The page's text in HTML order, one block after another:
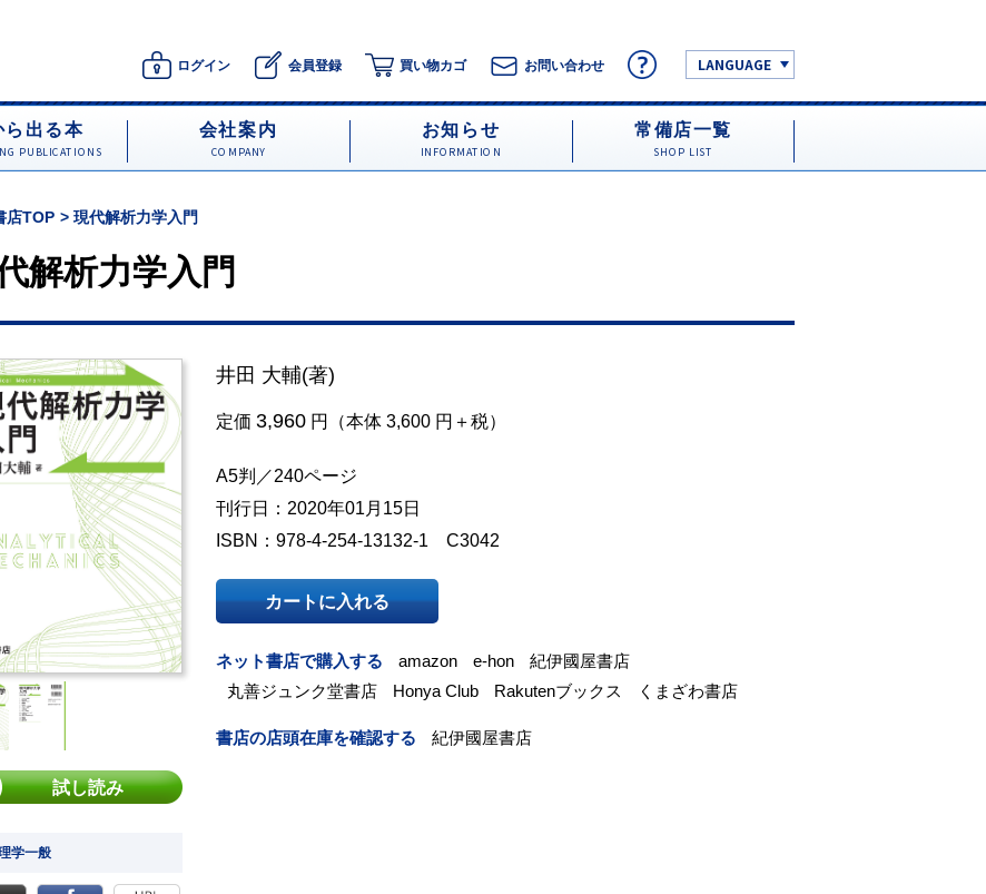
ログイン 会員登録 買い物カゴ お問い合わせ LANGUAGE
ら出る本
PUBLICATIONS
会社案内
COMPANY
お知らせ
INFORMATION
常備店一覧
SHOP LIST
店TOP 現代解析力学入門
解析力学入門
試し読み
学一般
井田 大輔(著)
定価 3,960 円（本体 3,600 円＋税）
A5判／240ページ
刊行日：2020年01月15日
ISBN：978-4-254-13132-1 C3042
カートに入れる
ネット書店で購入する amazon e-hon
紀伊國屋書店
丸善ジュンク堂書店
Honya Club Rakutenブックス くまざわ書店
書店の店頭在庫を確認する 紀伊國屋書店